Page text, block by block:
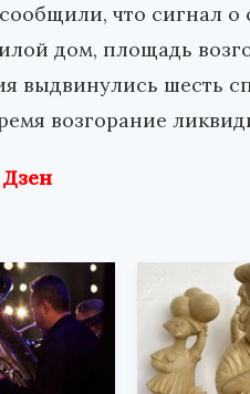
что сигнал
дом, площадь
выдвинулись шесть
возгорание